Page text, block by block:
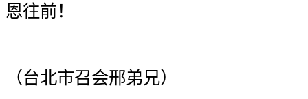
恩往前！
（台北市召会邢弟兄）